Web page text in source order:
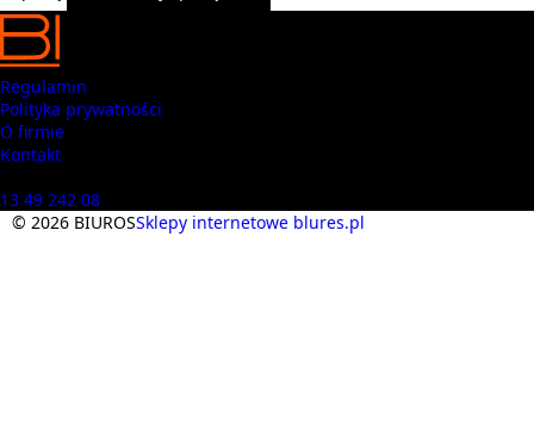
Regulamin
Polityka prywatności
O firmie
Kontakt
13 49 242 08
© 2026 BIUROSSklepy internetowe blures.pl